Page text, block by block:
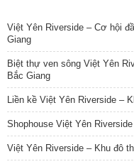
Việt Yên Riverside – Cơ hội
Giang
Biệt thự ven sông Việt Yên
Bắc Giang
Liền kề Việt Yên Riverside –
Shophouse Việt Yên
Việt Yên Riverside – Khu đô